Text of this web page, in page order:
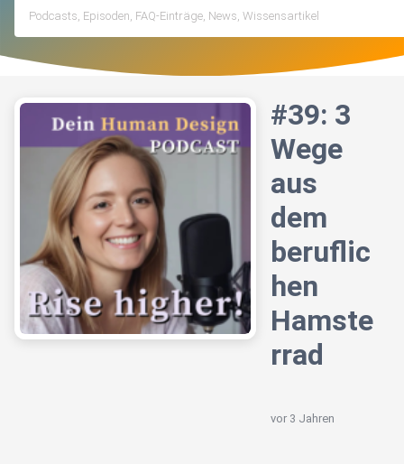
#39: 3
Wege
aus
dem
beruflic
hen
Hamste
rrad
vor 3 Jahren